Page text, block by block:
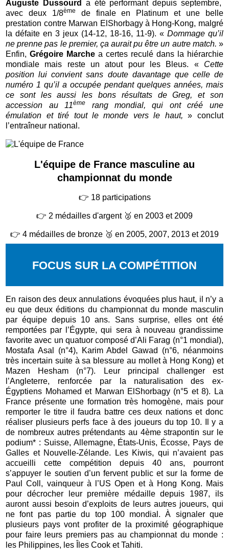
Auguste Dussourd
a été performant depuis septembre,
avec deux 1/8ème
de finale en Platinum et une belle
prestation contre Marwan ElShorbagy à Hong-Kong, malgré
la défaite en 3 jeux (14-12, 18-16, 11-9). « Dommage qu’il
ne prenne pas le premier, ça aurait pu être un autre match. »
Enfin,Grégoire Marchea certes reculé dans la hiérarchie
mondiale mais reste un atout pour les Bleus. « Cette
position lui convient sans doute davantage que celle de
numéro 1 qu’il a occupée pendant quelques années, mais
ce sont les aussi les bons résultats de Greg, et son
accession au 11ème
rang mondial, qui ont créé une
émulation et tiré tout le monde vers le haut, » conclut
l’entraîneur national.
L'équipe de France masculine au
championnat du monde
👉 18 participations
👉 2 médailles d'argent 🥈 en 2003 et 2009
👉 4 médailles de bronze 🥉 en 2005, 2007, 2013 et 2019
FOCUS SUR LA COMPÉTITION
En raison des deux annulations évoquées plus haut, il n’y a
eu que deux éditions du championnat du monde masculin
par équipe depuis 10 ans. Sans surprise, elles ont été
remportées par l’Égypte, qui sera à nouveau grandissime
favorite avec un quatuor composé d’Ali Farag (n°1 mondial),
Mostafa Asal (n°4), Karim Abdel Gawad (n°6, néanmoins
très incertain suite à sa blessure au mollet à Hong Kong) et
Mazen Hesham (n°7). Leur principal challenger est
l’Angleterre, renforcée par la naturalisation des ex-
Égyptiens Mohamed et Marwan ElShorbagy (n°5 et 8). La
France présente une formation très homogène, mais pour
remporter le titre il faudra battre ces deux nations et donc
réaliser plusieurs perfs face à des joueurs du top 10. Il y a
de nombreux autres prétendants au 4ème strapontin sur le
podium* : Suisse, Allemagne, États-Unis, Écosse, Pays de
Galles et Nouvelle-Zélande. Les Kiwis, qui n’avaient pas
accueilli cette compétition depuis 40 ans, pourront
s’appuyer le soutien d’un fervent public et sur la forme de
Paul Coll, vainqueur à l’US Open et à Hong Kong. Mais
pour décrocher leur première médaille depuis 1987, ils
auront aussi besoin d’exploits de leurs autres joueurs, qui
ne font pas partie du top 100 mondial. À signaler que
plusieurs pays vont profiter de la proximité géographique
pour faire leurs premiers pas au championnat du monde :
les Philippines, les Îles Cook et Tahiti.